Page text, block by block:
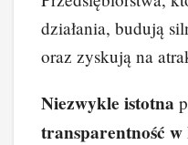
działania, budują
oraz zyskują na
Niezwykle istotna
transparentność